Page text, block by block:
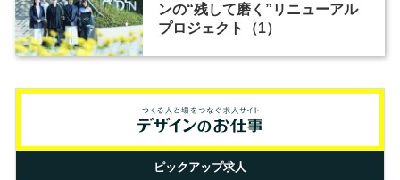
ンの“残して磨く”リニューアル
プロジェクト（1）
ピックアップ求人